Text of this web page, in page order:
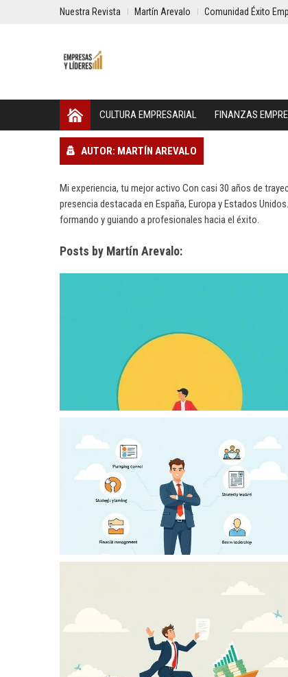
Nuestra Revista Martín Arevalo Comunidad Éxito
CULTURA EMPRESARIAL FINANZAS
AUTOR: MARTÍN AREVALO
Mi experiencia, tu mejor activo Con casi 30 años de
presencia destacada en España, Europa y Estados
formando y guiando a profesionales hacia el éxito.
Posts by Martín Arevalo: